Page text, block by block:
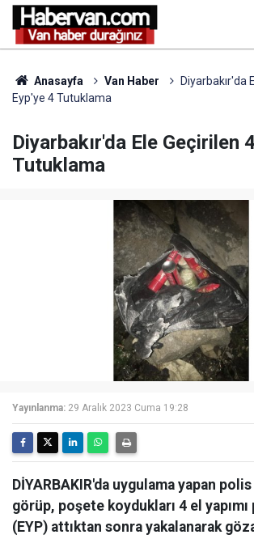
Anasayfa Van Haber
Diyarbakır'da
Eyp'ye 4 Tutuklama
Diyarbakır'da Ele Geçirilen
Tutuklama
Yayınlanma: 29 Aralık 2023 Cuma 19:28
DİYARBAKIR'da uygulama yapan
görüp, poşete koydukları 4 el yapımı
(EYP) attıktan sonra yakalanarak